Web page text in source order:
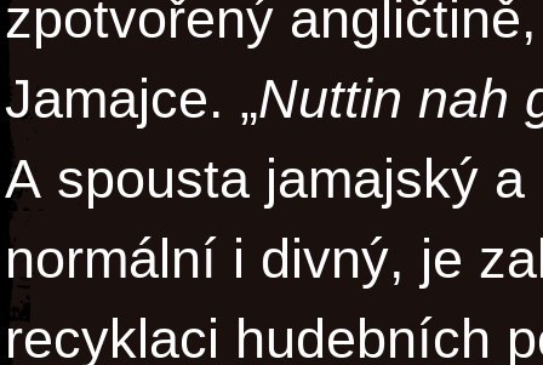
zpotvořený
Jamajce. „Nuttin nah
A spousta jamajský
normální i divný, je
recyklaci hudebních